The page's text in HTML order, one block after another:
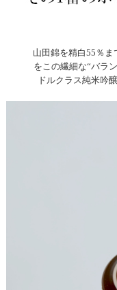
山田錦を精白55％
をこの繊細な“バラ
ドルクラス純米吟